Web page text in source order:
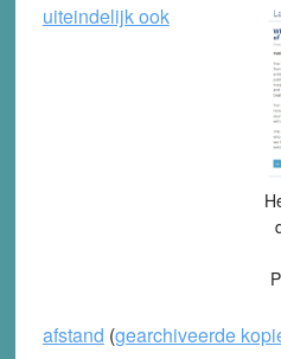
uiteindelijk ook
afstand (gearchiveerde